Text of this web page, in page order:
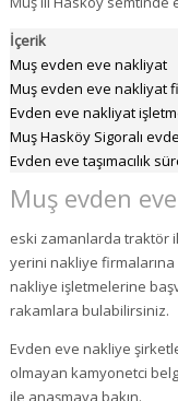
İçerik
Muş evden eve nakliyat
Muş evden eve nakliyat
Evden eve nakliyat
Muş Hasköy Sigoralı
Evden eve taşımacılık
Muş evden
eski zamanlarda traktör
yerini nakliye
nakliye işletmelerine
rakamlara bulabilirsiniz.
Evden eve nakliye
olmayan kamyonetci
ile anaşmaya bakın.